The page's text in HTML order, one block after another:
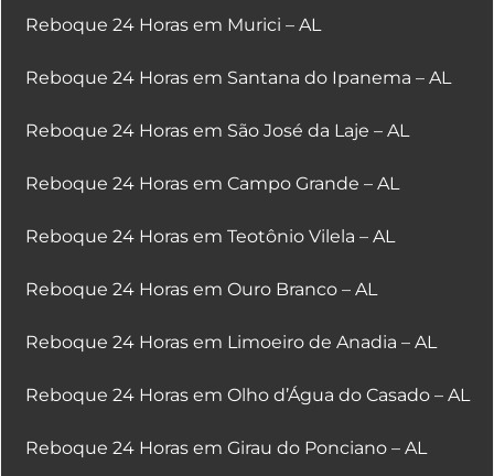
Reboque 24 Horas em Murici – AL
Reboque 24 Horas em Santana do Ipanema – AL
Reboque 24 Horas em São José da Laje – AL
Reboque 24 Horas em Campo Grande – AL
Reboque 24 Horas em Teotônio Vilela – AL
Reboque 24 Horas em Ouro Branco – AL
Reboque 24 Horas em Limoeiro de Anadia – AL
Reboque 24 Horas em Olho d’Água do Casado – AL
Reboque 24 Horas em Girau do Ponciano – AL